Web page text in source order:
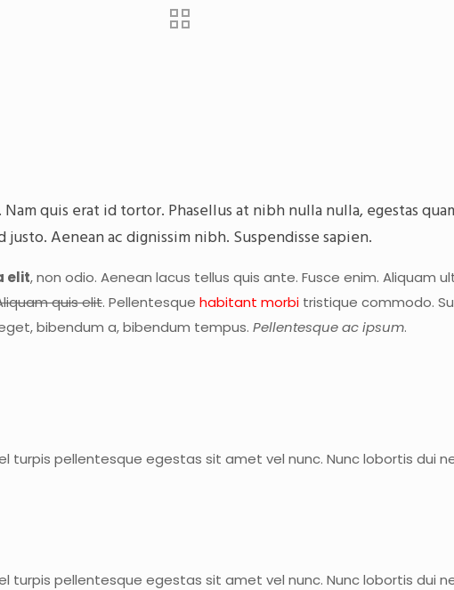
Nam quis erat id tortor. Phasellus at nibh nulla nulla, egestas
Aenean ac dignissim nibh. Suspendisse sapien.
elit, non odio. Aenean lacus tellus quis ante. Fusce enim. Aliquam
quis elit. Pellentesquehabitant morbi tristique commodo.
bibendum a, bibendum tempus.Pellentesque ac ipsum.
turpis pellentesque egestas sit amet vel nunc. Nunc lobortis dui
turpis pellentesque egestas sit amet vel nunc. Nunc lobortis dui